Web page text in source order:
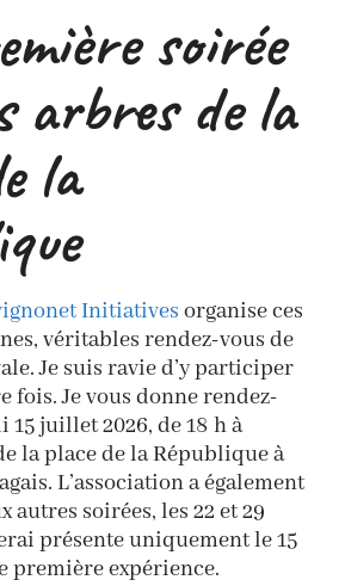
soirée
arbres de la
la
Initiatives organise ces
véritables rendez-vous de
Je suis ravie d’y participer
fois. Je vous donne rendez-
15 juillet 2026, de 18 h à
la place de la République à
L’association a également
autres soirées, les 22 et 29
présente uniquement le 15
première expérience.